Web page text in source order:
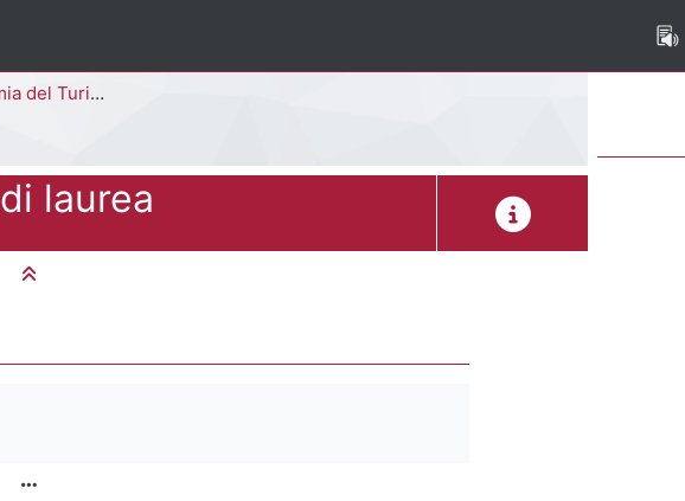
[F7602M - F7601M]
laurea Descrizione del corso
Minimizza tutto